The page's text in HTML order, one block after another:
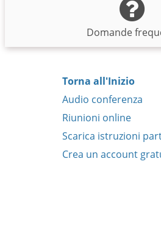
Domande
Torna all'Inizio
Audio conferenza
Riunioni online
Scarica istruzioni
Crea un account